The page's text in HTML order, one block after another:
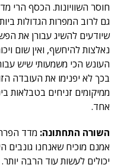
חוסר השוויונות. הכסף הרי
גם לרוב המפרות הגדולות
שיודעים להשיג עבורן את
נאלצות להיחשף, ואין שום
העונש הכי משמעותי שיש
בכך לא יפנימו את העובדה
ממיקומים זניחים בטבלאות
אחד.
השורה התחתונה: מדד הפרת
אמנם מוכיח שאנחנו גונבים
יכולים לעשות עוד הרבה יותר.